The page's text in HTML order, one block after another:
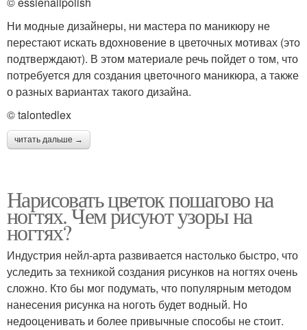
Ни модные дизайнеры, ни мастера по маникюру не
перестают искать вдохновение в цветочных мотивах (это
подтверждают). В этом материале речь пойдет о том, что
потребуется для создания цветочного маникюра, а также
о разных вариантах такого дизайна.
© talontedlex
читать дальше →
Нарисовать цветок пошагово на
ногтях. Чем рисуют узоры на
ногтях?
Индустрия нейл-арта развивается настолько быстро, что
уследить за техникой создания рисунков на ногтях очень
сложно. Кто бы мог подумать, что популярным методом
нанесения рисунка на ноготь будет водный. Но
недооценивать и более привычные способы не стоит.